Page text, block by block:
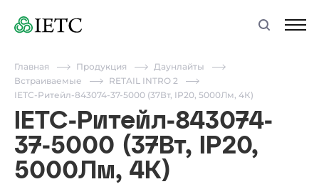
Главная Продукция
Даунлайты
Встраиваемые
RETAIL INTRO 2
IETC-Ритейл-843074-37-5000 (37Вт, IP20, 5000Лм, 4К)
IETC-Ритейл-843074-
37-5000 (37Вт, IP20,
5000Лм, 4К)